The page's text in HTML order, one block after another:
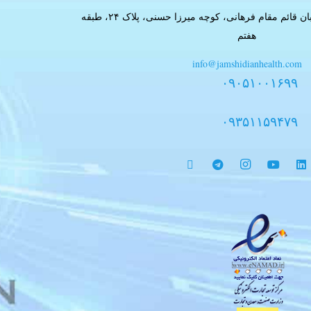
تهران، خیابان بهشتی، خیابان قائم مقام فرهانی، کوچه میرزا حسنی، پلاک ۲۴، طبقه
هفتم
info@jamshidianhealth.com
۰۹۰۵۱۰۰۱۶۹۹
۰۹۳۵۱۱۵۹۴۷۹